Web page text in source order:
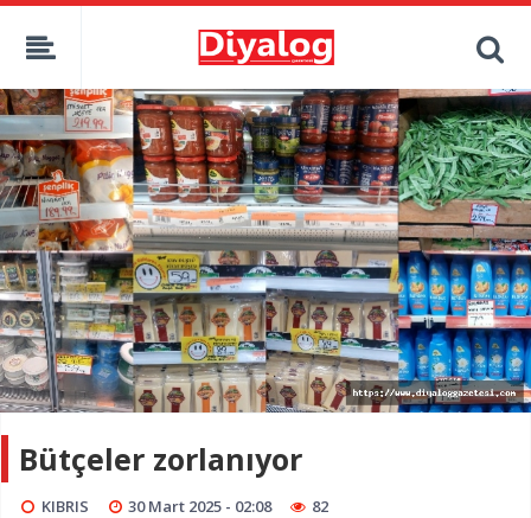
Bütçeler zorlanıyor
KIBRIS 30 Mart 2025 - 02:08 82